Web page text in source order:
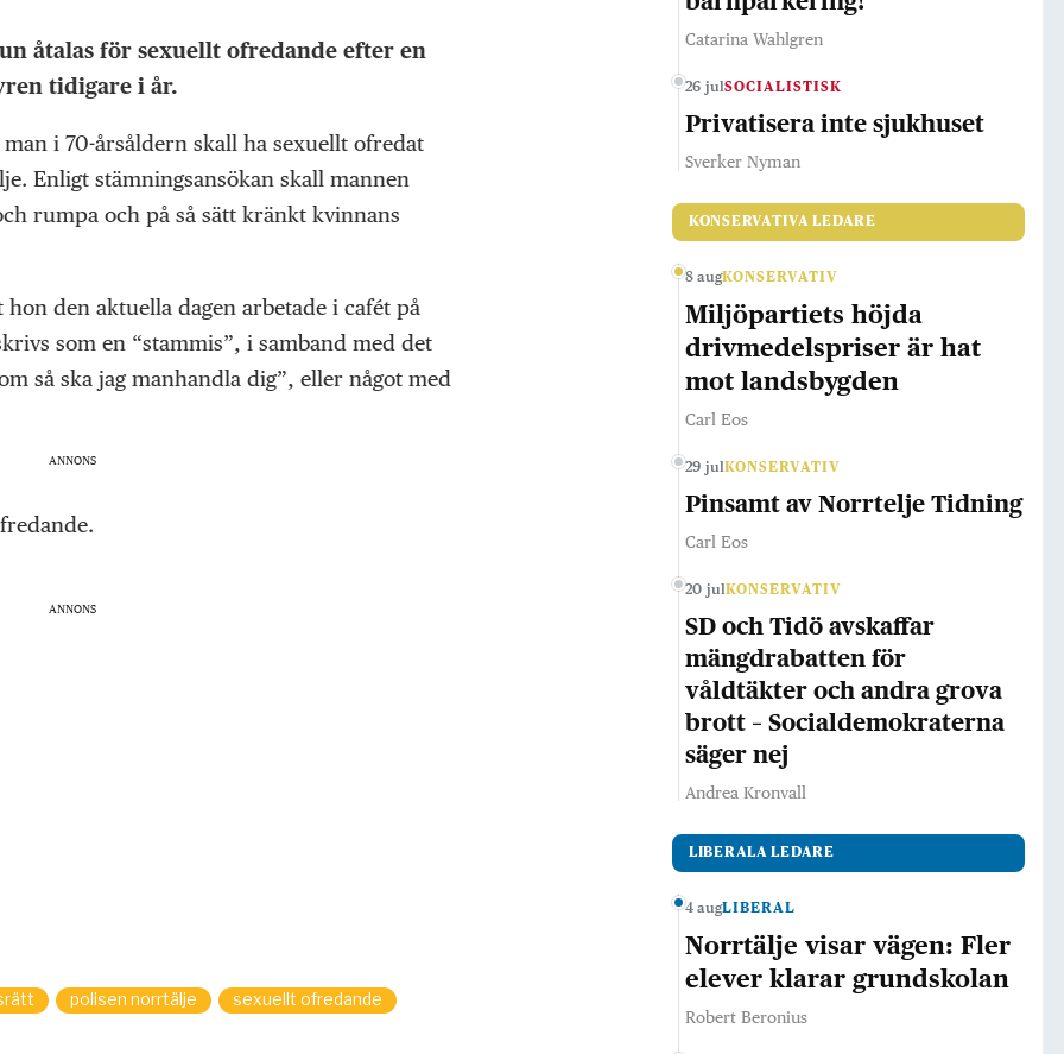
åtalas för sexuellt ofredande efter en
tidigare i år.
i 70-årsåldern skall ha sexuellt ofredat
Enligt stämningsansökan skall mannen
rumpa och på så sätt kränkt kvinnans
den aktuella dagen arbetade i cafét på
som en “stammis”, i samband med det
så ska jag manhandla dig”, eller något med
ANNONS
ANNONS
polisen norrtälje sexuellt ofredande
Catarina Wahlgren
26 julSOCIALISTISK
Privatisera inte sjukhuset
Sverker Nyman
KONSERVATIVA LEDARE
8 augKONSERVATIV
Miljöpartiets höjda
drivmedelspriser är hat
mot landsbygden
Carl Eos
29 julKONSERVATIV
Pinsamt av Norrtelje Tidning
Carl Eos
20 julKONSERVATIV
SD och Tidö avskaffar
mängdrabatten för
våldtäkter och andra grova
brott – Socialdemokraterna
säger nej
Andrea Kronvall
LIBERALA LEDARE
4 augLIBERAL
Norrtälje visar vägen: Fler
elever klarar grundskolan
Robert Beronius